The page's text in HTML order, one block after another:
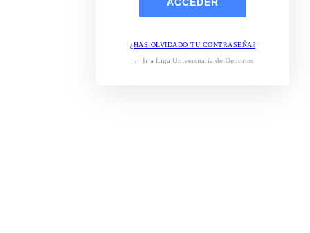
¿HAS OLVIDADO TU CONTRASEÑA?
← Ir a Liga Universitaria de Deportes